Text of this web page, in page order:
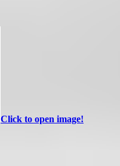
Click to open image!